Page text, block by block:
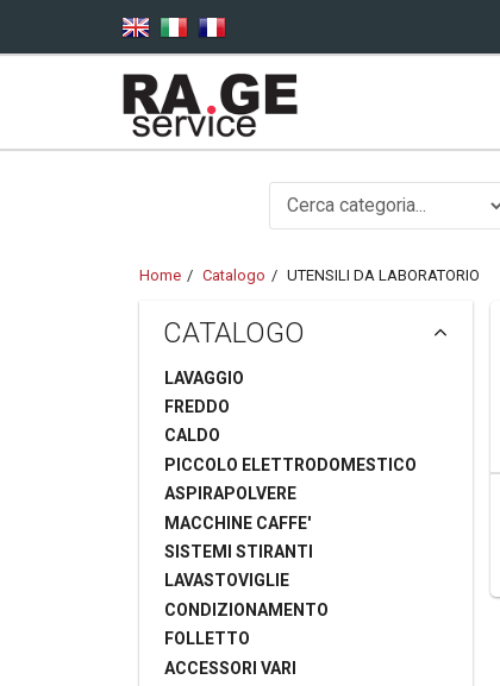
Home Catalogo UTENSILI DA LABORATORIO
CATALOGO
LAVAGGIO
FREDDO
CALDO
PICCOLO ELETTRODOMESTICO
ASPIRAPOLVERE
MACCHINE CAFFE'
SISTEMI STIRANTI
LAVASTOVIGLIE
CONDIZIONAMENTO
FOLLETTO
ACCESSORI VARI